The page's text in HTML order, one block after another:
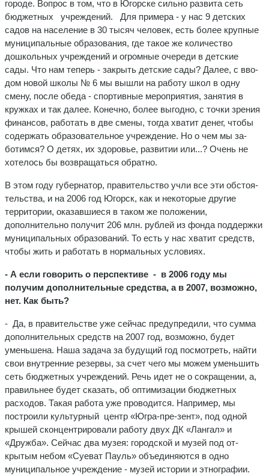
городе. Вопрос в том, что в Югорске сильно развита сеть
бюджетных учреждений. Для примера - у нас 9 детских
садов на население в 30 тысяч человек, есть более крупные
муниципаль­ные образования, где такое же количество
дошкольных учреж­дений и огромные очереди в дет­ские
сады. Что нам теперь - зак­рыть детские сады? Далее, с вво­
дом новой школы № 6 мы вышли на работу школ в одну
смену, после обеда - спортивные мероп­риятия, занятия в
кружках и так далее. Конечно, более выгодно, с точки зрения
финансов, работать в две смены, тогда хватит денег, чтобы
содержать образовательное учреждение. Но о чем мы за­
ботимся? О детях, их здоровье, развитии или...? Очень не
хоте­лось бы возвращаться обратно.
В этом году губернатор, прави­тельство учли все эти обстоя­
тельства, и на 2006 год Югорск, как и некоторые другие
террито­рии, оказавшиеся в таком же по­ложении,
дополнительно полу­чит 206 млн. рублей из фонда поддержки
муниципальных об­разований. То есть у нас хватит средств,
чтобы жить и работать в нормальных условиях.
- А если говорить о перспекти­ве - в 2006 году мы
получим дополнительные средства, а в 2007, возможно,
нет. Как быть?
- Да, в правительстве уже сей­час предупредили, что сумма
до­полнительных средств на 2007 год, возможно, будет
уменьшена. Наша задача за будущий год по­смотреть, найти
свои внутренние резервы, за счет чего мы можем уменьшить
сеть бюджетных уч­реждений. Речь идет не о сокра­щении, а,
правильнее будет ска­зать, об оптимизации бюджетных
расходов. Такая работа уже про­водится. Например, мы
построили культурный центр «Югра-пре-зент», под одной
крышей скон­центрировали работу двух ДК «Лангал» и
«Дружба». Сейчас два музея: городской и музей под от­
крытым небом «Суеват Пауль» объединяются в одно
муници­пальное учреждение - музей ис­тории и этнографии.